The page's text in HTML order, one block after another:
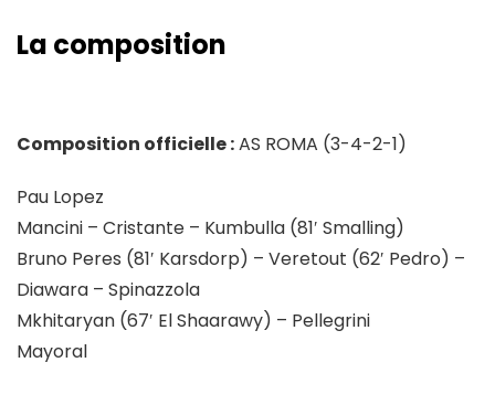
La composition
Composition officielle :AS ROMA (3-4-2-1)
Pau Lopez
Mancini – Cristante – Kumbulla (81′ Smalling)
Bruno Peres (81′ Karsdorp) – Veretout (62′ Pedro) –
Diawara – Spinazzola
Mkhitaryan (67′ El Shaarawy) – Pellegrini
Mayoral